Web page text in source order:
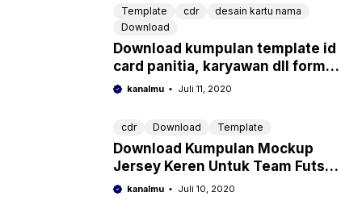
Template cdr
desain kartu nama
Download
Download kumpulan template id
card panitia, karyawan dll format
word, cdr, psd lengkap siap edit
kanalmu Juli 11, 2020
cdr Download Template
Download Kumpulan Mockup
Jersey Keren Untuk Team Futsal
dan Sepak Bola (Format
kanalmu Juli 10, 2020